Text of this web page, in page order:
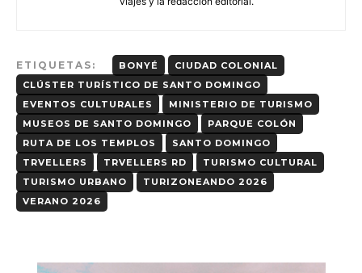
ETIQUETAS: BONYÉ
CIUDAD COLONIAL
CLÚSTER TURÍSTICO DE SANTO DOMINGO
EVENTOS CULTURALES
MINISTERIO DE TURISMO
MUSEOS DE SANTO DOMINGO
PARQUE COLÓN
RUTA DE LOS TEMPLOS
SANTO DOMINGO
TRVELLERS
TRVELLERS RD
TURISMO CULTURAL
TURISMO URBANO
TURIZONEANDO 2026
VERANO 2026